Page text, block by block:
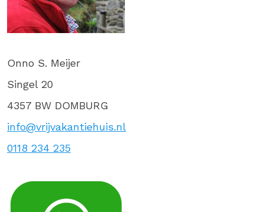
Onno S. Meijer
Singel 20
4357 BW DOMBURG
info@vrijvakantiehuis.nl
0118 234 235